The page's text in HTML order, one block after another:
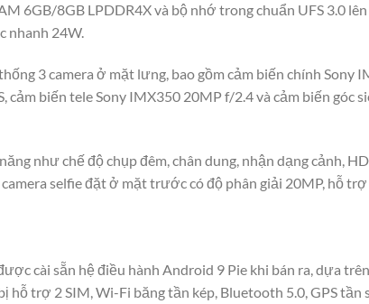
6GB/8GB LPDDR4X và bộ nhớ trong chuẩn UFS 3.0
nhanh 24W.
3 camera ở mặt lưng, bao gồm cảm biến chính Sony
cảm biến tele Sony IMX350 20MP f/2.4 và cảm biến góc
như chế độ chụp đêm, chân dung, nhận dạng cảnh,
selfie đặt ở mặt trước có độ phân giải 20MP, hỗ
cài sẵn hệ điều hành Android 9 Pie khi bán ra, dựa
hỗ trợ 2 SIM, Wi-Fi băng tần kép, Bluetooth 5.0, GPS tần